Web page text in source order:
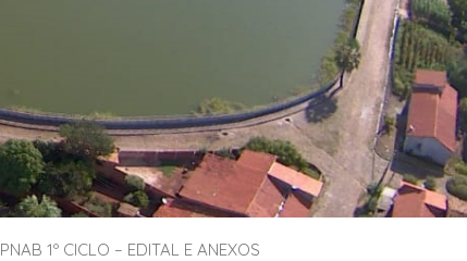
PNAB 1º CICLO – EDITAL E ANEXOS